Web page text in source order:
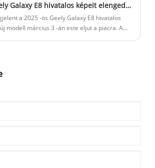
saját tömege 2360 kg. Hivatalos
várható. Az új autót ugyanazzal a
os hárommotoros összkerékhajtási
A 2025 -ös Geely Galaxy E8 hivatalos képeit elengedték, és a jármű március 3 -án este eljut a piacra, amikor a Xingaoo 8 ugyanakkor debütál.
a 2025 -ös Geely Galaxy E8 hivatalos
modell március 3 -án este eljut a piacra. A